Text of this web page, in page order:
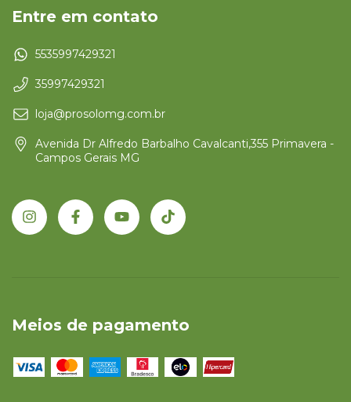
Entre em contato
5535997429321
35997429321
loja@prosolomg.com.br
Avenida Dr Alfredo Barbalho Cavalcanti,355 Primavera -
Campos Gerais MG
Meios de pagamento